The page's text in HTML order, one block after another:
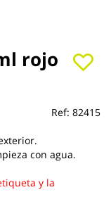
rojo
Ref: 82415
con agua.
y la